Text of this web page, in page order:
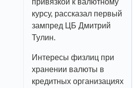
курсу, рассказал первый
зампред ЦБ Дмитрий
Тулин.
Интересы физлиц при
хранении валюты в
кредитных организациях